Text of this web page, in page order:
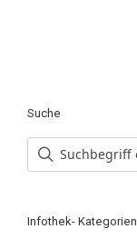
Suche
Infothek- Kategorien